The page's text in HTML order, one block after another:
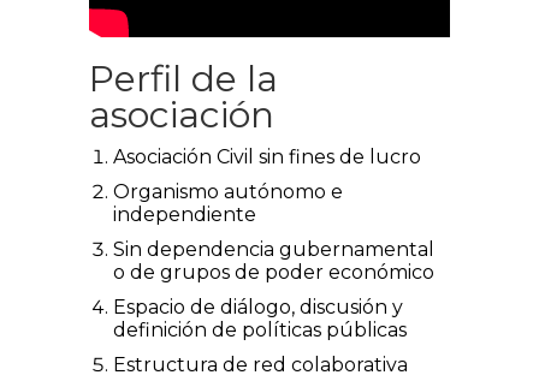
Perfil de la
asociación
Asociación Civil sin fines de lucro
Organismo autónomo e
independiente
Sin dependencia gubernamental
o de grupos de poder económico
Espacio de diálogo, discusión y
definición de políticas públicas
Estructura de red colaborativa